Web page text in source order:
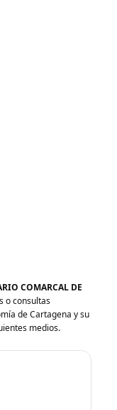
COMARCAL DE
o consultas
de Cartagena y su
medios.